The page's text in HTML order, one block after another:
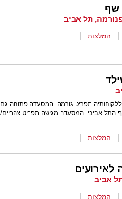
שף
המלצות
תפריט גורמה. המסעדה פתוחה גם
התל אביבי. המסעדה מגישה תפריט
המלצות
לאירועים
המלצות